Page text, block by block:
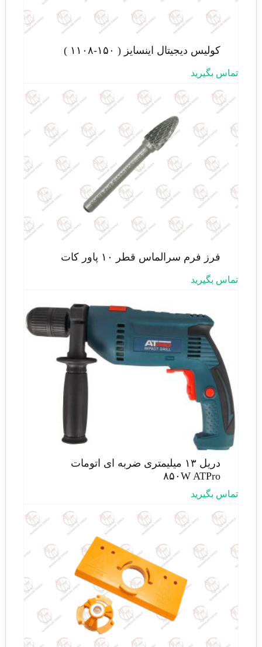
کولیس دیجیتال اینسایز ( ۱۵۰-۱۱۰۸ )
تماس بگیرید
فرز فرم سرالماس قطر ۱۰ پاور کات
تماس بگیرید
دریل ۱۳ میلیمتری ضربه ای اتومات
۸۵۰W ATPro
تماس بگیرید